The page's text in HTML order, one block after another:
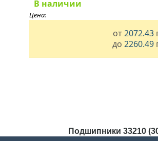
В наличии
Цена:
от2072.43
до 2260.49
Подшипники 33210